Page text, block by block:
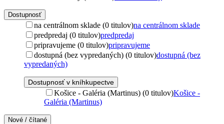
Dostupnosť
na centrálnom sklade (0 titulov)na centrálnom sklade
predpredaj (0 titulov)predpredaj
pripravujeme (0 titulov)pripravujeme
dostupná (bez vypredaných) (0 titulov)dostupná (bez
vypredaných)
Dostupnosť v kníhkupectve
Košice - Galéria (Martinus) (0 titulov)Košice -
Galéria (Martinus)
Nové / čítané